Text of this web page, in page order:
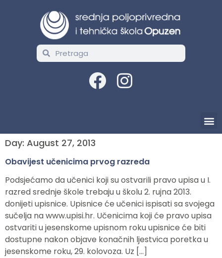
Day: August 27, 2013
Obavijest učenicima prvog razreda
Podsjećamo da učenici koji su ostvarili pravo upisa u I.
razred srednje škole trebaju u školu 2. rujna 2013.
donijeti upisnice. Upisnice će učenici ispisati sa svojega
sučelja na www.upisi.hr. Učenicima koji će pravo upisa
ostvariti u jesenskome upisnom roku upisnice će biti
dostupne nakon objave konačnih ljestvica poretka u
jesenskome roku, 29. kolovoza. Uz […]